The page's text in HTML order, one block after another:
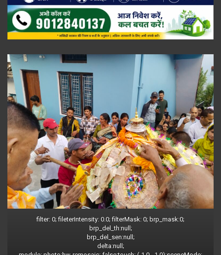
filter: 0; fileterIntensity: 0.0; filterMask: 0; brp_mask:0;
brp_del_th:null;
brp_del_sen:null;
delta:null;